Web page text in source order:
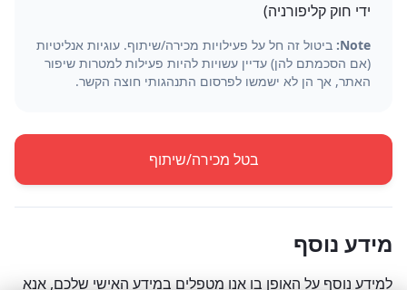
ידי חוק קליפורניה)
Note: ביטול זה חל על פעילויות מכירה/שיתוף. עוגיות אנליטיות
(אם הסכמתם להן) עדיין עשויות להיות פעילות למטרות שיפור
האתר, אך הן לא ישמשו לפרסום התנהגותי חוצה הקשר.
בטל מכירה/שיתוף
מידע נוסף
למידע נוסף על האופן בו אנו מטפלים במידע האישי שלכם, אנא